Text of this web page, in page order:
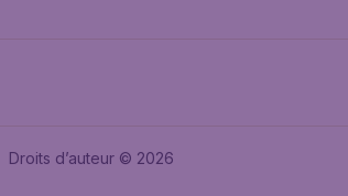
Droits d’auteur © 2026